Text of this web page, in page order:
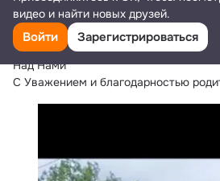
проведении похорон нашего папы,
Спасибо за добрые слова о нём мы
Петра это Большой Шаг К Мирному
Над Нами
С Уважением и благодарностью
видео и найти новых друзей.
Войти Зарегистрироваться